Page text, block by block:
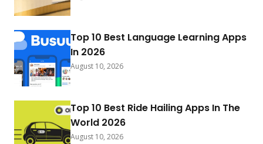
Top 10 Best Language Learning Apps
In 2026
August 10, 2026
Top 10 Best Ride Hailing Apps In The
World 2026
August 10, 2026